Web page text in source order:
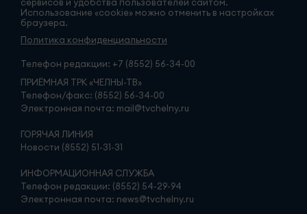
Использование «cookie» можно отменить в настройках
браузера.
Политика конфиденциальности
Телефон редакции: +7 (8552) 56-34-00
ПРИЁМНАЯ ТРК «ЧЕЛНЫ-ТВ»
Телефон/факс: (8552) 56-34-00
Электронная почта: mail@tvchelny.ru
ГОРЯЧАЯ ЛИНИЯ
Новости (8552) 51-31-31
ИНФОРМАЦИОННАЯ СЛУЖБА
Телефон редакции: (8552) 54-29-94
Электронная почта: news@tvchelny.ru